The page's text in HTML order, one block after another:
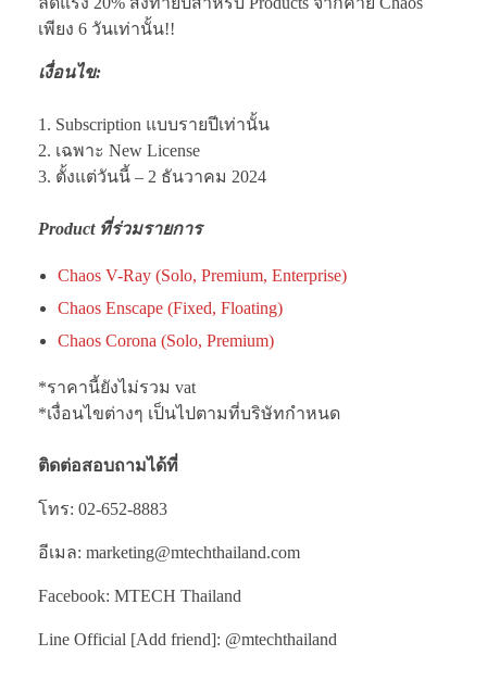
เพียง 6 วันเท่านั้น!!
เงื่อนไข:
1. Subscription แบบรายปีเท่านั้น
2. เฉพาะ New License
3. ตั้งแต่วันนี้ – 2 ธันวาคม 2024
Product ที่ร่วมรายการ
Chaos V-Ray (Solo, Premium, Enterprise)
Chaos Enscape (Fixed, Floating)
Chaos Corona (Solo, Premium)
*ราคานี้ยังไม่รวม vat
*เงื่อนไขต่างๆ เป็นไปตามที่บริษัทกำหนด
ติดต่อสอบถามได้ที่
โทร: 02-652-8883
อีเมล: marketing@mtechthailand.com
Facebook: MTECH Thailand
Line Official [Add friend]: @mtechthailand